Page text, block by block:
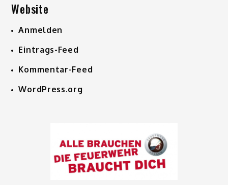
Website
Anmelden
Eintrags-Feed
Kommentar-Feed
WordPress.org